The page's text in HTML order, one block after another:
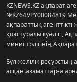
KZNEWS.KZ ақпарат
№KZ64VPY00084819
ақпараттық
қою туралы куәлігі,
министрлігінің
Бұл желілік
асқан азаматтарға